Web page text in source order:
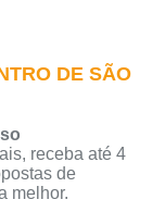
DE SÃO
receba até 4
de
melhor.